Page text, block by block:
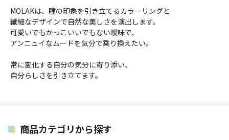
MOLAKは、瞳の印象を引き立てるカラーリングと
繊細なデザインで自然な美しさを演出します。
可愛いでもかっこいいでもない曖昧で、
アンニュイなムードを気分で乗り換えたい。
常に変化する自分の気分に寄り添い、
自分らしさを引き立てます。
商品カテゴリから探す